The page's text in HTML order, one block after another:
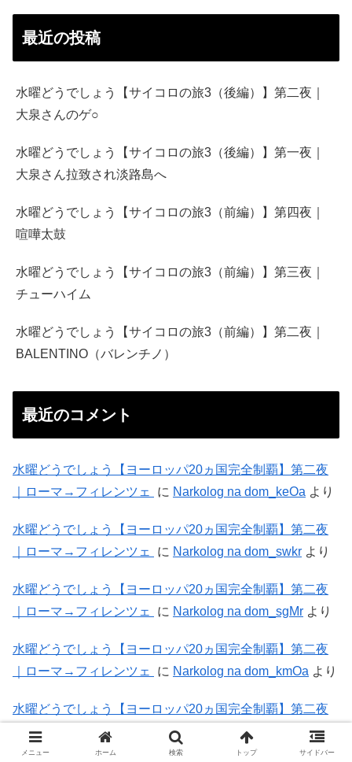
最近の投稿
水曜どうでしょう【サイコロの旅3（後編）】第二夜｜
大泉さんのゲ○
水曜どうでしょう【サイコロの旅3（後編）】第一夜｜
大泉さん拉致され淡路島へ
水曜どうでしょう【サイコロの旅3（前編）】第四夜｜
喧嘩太鼓
水曜どうでしょう【サイコロの旅3（前編）】第三夜｜
チューハイム
水曜どうでしょう【サイコロの旅3（前編）】第二夜｜
BALENTINO（バレンチノ）
最近のコメント
水曜どうでしょう【ヨーロッパ20ヵ国完全制覇】第二夜
｜ローマ→フィレンツェ
に Narkolog na dom_keOa より
水曜どうでしょう【ヨーロッパ20ヵ国完全制覇】第二夜
｜ローマ→フィレンツェ
に Narkolog na dom_swkr より
水曜どうでしょう【ヨーロッパ20ヵ国完全制覇】第二夜
｜ローマ→フィレンツェ
に Narkolog na dom_sgMr より
水曜どうでしょう【ヨーロッパ20ヵ国完全制覇】第二夜
｜ローマ→フィレンツェ
に Narkolog na dom_kmOa より
水曜どうでしょう【ヨーロッパ20ヵ国完全制覇】第二夜
｜ローマ→フィレンツェ
にNarkolog na dom_llMr より
メニュー ホーム 検索 トップ サイドバー